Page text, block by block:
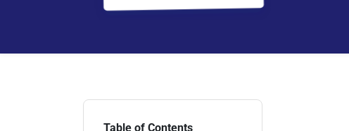
Table of Contents